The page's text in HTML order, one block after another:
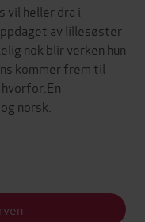
vil heller dra i
av lillesøster
nok blir verken hun
kommer frem til
norsk.